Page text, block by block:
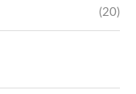
(20)